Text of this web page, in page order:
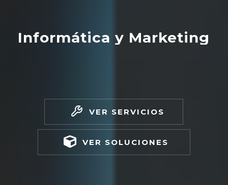
Informática y Marketing
VER SERVICIOS
VER SOLUCIONES